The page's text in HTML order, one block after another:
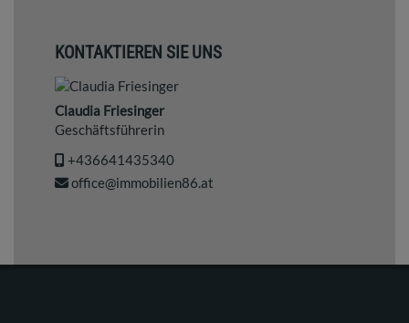
KONTAKTIEREN SIE UNS
Claudia Friesinger
Geschäftsführerin
+436641435340
office@immobilien86.at